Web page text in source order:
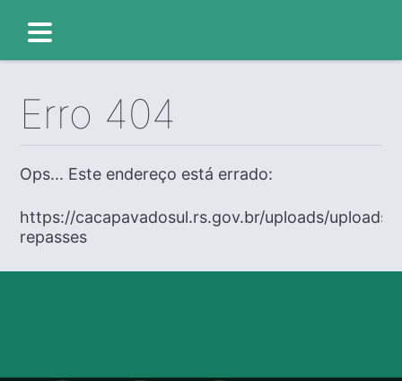
Erro 404
Ops... Este endereço está errado:
https://cacapavadosul.rs.gov.br/uploads/
repasses